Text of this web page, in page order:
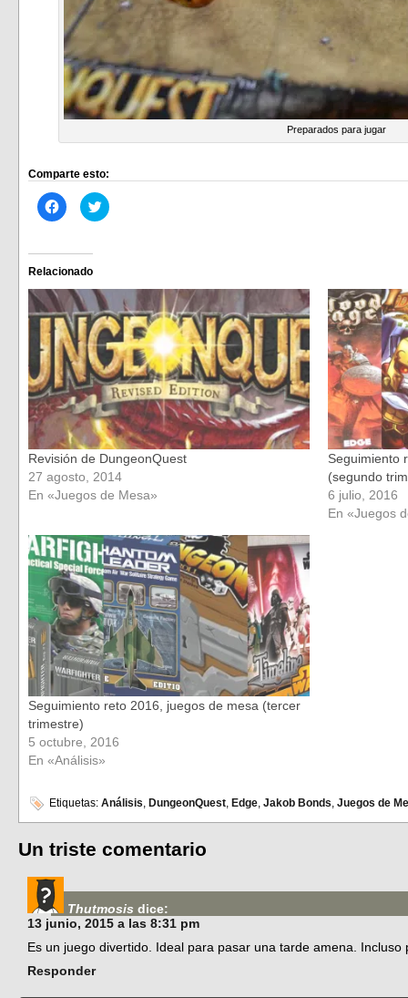
Preparados para jugar
Comparte esto:
Haz
clic
Facebook
(Se
abre
en
una
ventana
nueva)
Haz
clic
en
una
ventana
nueva)
Relacionado
Revisión de DungeonQuest
27 agosto, 2014
En «Juegos de Mesa»
Seguimiento
(segundo
6 julio, 2016
En «Juegos
Seguimiento reto 2016, juegos de mesa (tercer
trimestre)
5 octubre, 2016
En «Análisis»
Etiquetas: Análisis, DungeonQuest, Edge, Jakob Bonds, Juegos de
Un triste comentario
Thutmosis dice:
13 junio, 2015 a las 8:31 pm
Es un juego divertido. Ideal para pasar una tarde amena.
Responder